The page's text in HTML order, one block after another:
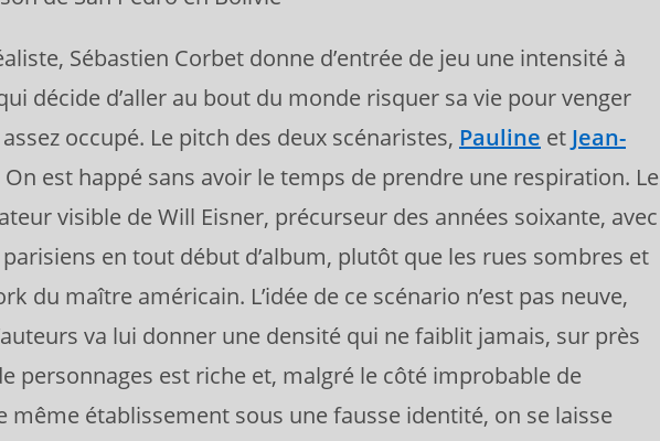
Sébastien Corbet donne d’entrée de jeu une intensité à
décide d’aller au bout du monde risquer sa vie pour venger
occupé. Le pitch des deux scénaristes, Pauline et Jean-
est happé sans avoir le temps de prendre une respiration. Le
visible de Will Eisner, précurseur des années soixante, avec
en tout début d’album, plutôt que les rues sombres et
du maître américain. L’idée de ce scénario n’est pas neuve,
va lui donner une densité qui ne faiblit jamais, sur près
personnages est riche et, malgré le côté improbable de
même établissement sous une fausse identité, on se laisse